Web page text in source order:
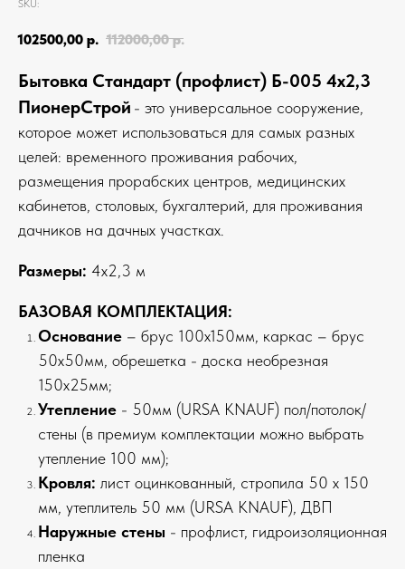
SKU:
102500,00 р. 112000,00 р.
Бытовка Стандарт (профлист) Б-005 4х2,3
ПионерСтрой - это универсальное сооружение,
которое может использоваться для самых разных
целей: временного проживания рабочих,
размещения прорабских центров, медицинских
кабинетов, столовых, бухгалтерий, для проживания
дачников на дачных участках.
Размеры: 4х2,3 м
БАЗОВАЯ КОМПЛЕКТАЦИЯ:
Основание – брус 100х150мм, каркас – брус
50х50мм, обрешетка - доска необрезная
150х25мм;
Утепление - 50мм (URSA KNAUF) пол/потолок/
стены (в премиум комплектации можно выбрать
утепление 100 мм);
Кровля: лист оцинкованный, стропила 50 х 150
мм, утеплитель 50 мм (URSA KNAUF), ДВП
Наружные стены - профлист, гидроизоляционная
пленка